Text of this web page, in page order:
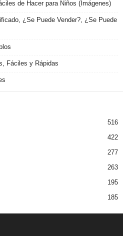
de Hacer para Niños (Imágenes)
¿Se Puede Vender?, ¿Se Puede
Fáciles y Rápidas
516
422
277
263
195
185